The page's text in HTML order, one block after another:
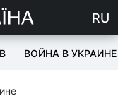
RU
ВОЙНА В УКРАИНЕ